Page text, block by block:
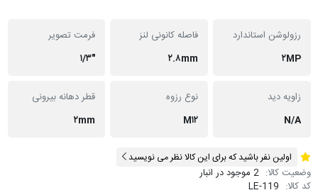
رزولوشن استاندارد
۲MP
فاصله کانونی لنز
۲.۸mm
فرمت تصویر
"۱/۳
زاویه دید
N/A
نوع رزوه
M۱۲
قطر دهانه بیرونی
۲mm
اولین نفر باشید که برای این کالا نظر می نویسید
وضعیت کالا: 2 موجود در انبار
کد کالا: LE-119